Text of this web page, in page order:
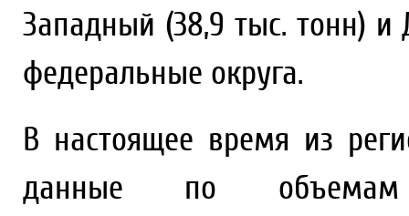
Западный (38,9 тыс. тонн) и
федеральные округа.
В настоящее время из
данные по объемам